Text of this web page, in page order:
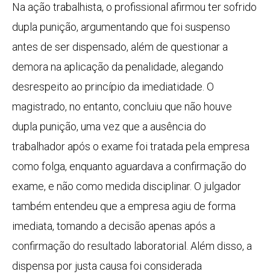
Na ação trabalhista, o profissional afirmou ter sofrido
dupla punição, argumentando que foi suspenso
antes de ser dispensado, além de questionar a
demora na aplicação da penalidade, alegando
desrespeito ao princípio da imediatidade. O
magistrado, no entanto, concluiu que não houve
dupla punição, uma vez que a ausência do
trabalhador após o exame foi tratada pela empresa
como folga, enquanto aguardava a confirmação do
exame, e não como medida disciplinar. O julgador
também entendeu que a empresa agiu de forma
imediata, tomando a decisão apenas após a
confirmação do resultado laboratorial. Além disso, a
dispensa por justa causa foi considerada